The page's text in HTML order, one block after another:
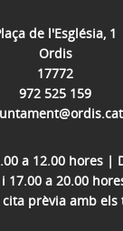
de l'Església, 1
Ordis
17772
972 525 159
a 12.00 hores |
17.00 a 20.00
prèvia amb els